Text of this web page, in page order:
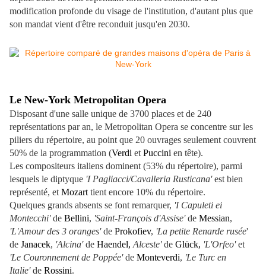
modification profonde du visage de l'institution, d'autant plus que
son mandat vient d'être reconduit jusqu'en 2030.
Le New-York Metropolitan Opera
Disposant d'une salle unique de 3700 places et de 240
représentations par an, le Metropolitan Opera se concentre sur les
piliers du répertoire, au point que 20 ouvrages seulement couvrent
50% de la programmation (Verdi et Puccini en tête).
Les compositeurs italiens dominent (53% du répertoire), parmi
lesquels le diptyque 'I Pagliacci/Cavalleria Rusticana'est bien
représenté, et Mozart tient encore 10% du répertoire.
Quelques grands absents se font remarquer, 'I Capuleti ei
Montecchi'de Bellini, 'Saint-François d'Assise'de Messian,
'L'Amour des 3 oranges'de Prokofiev, 'La petite Renarde rusée'
de Janacek, 'Alcina'de Haendel, Alceste'de Glück, 'L'Orfeo'et
'Le Couronnement de Poppée'de Monteverdi, 'Le Turc en
Italie'de Rossini.